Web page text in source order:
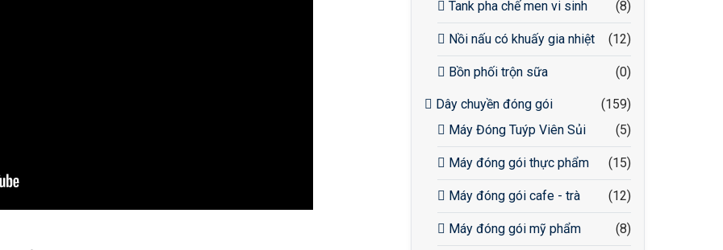
Tank pha chế men vi sinh (8)
Nồi nấu có khuấy gia nhiệt (12)
Bồn phối trộn sữa (0)
Dây chuyền đóng gói
(159)
Máy Đóng Tuýp Viên Sủi
(5)
Máy đóng gói thực phẩm (15)
Máy đóng gói cafe - trà (12)
Máy đóng gói mỹ phẩm (8)